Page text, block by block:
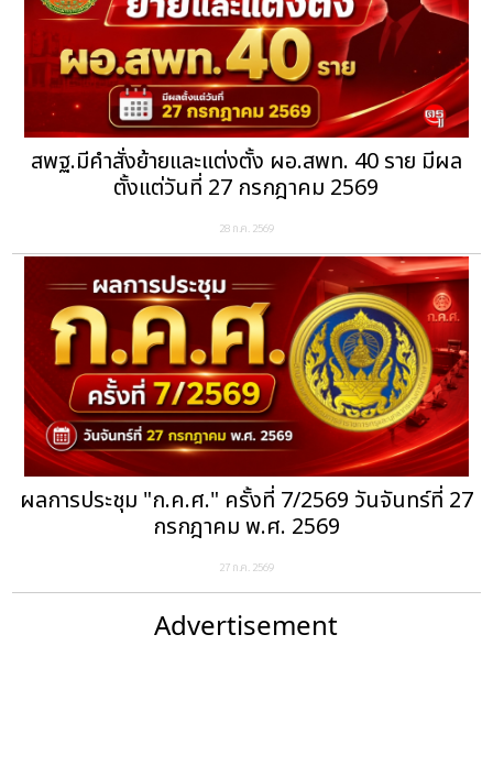
สพฐ.มีคำสั่งย้ายและแต่งตั้ง ผอ.สพท. 40 ราย มีผล
ตั้งแต่วันที่ 27 กรกฎาคม 2569
28 ก.ค. 2569
ผลการประชุม "ก.ค.ศ." ครั้งที่ 7/2569 วันจันทร์ที่ 27
กรกฎาคม พ.ศ. 2569
27 ก.ค. 2569
Advertisement